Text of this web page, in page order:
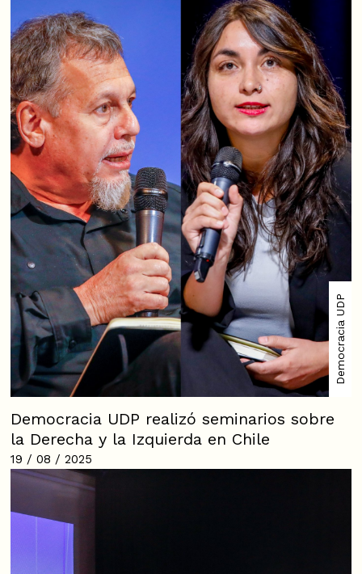
Democracia UDP
Democracia UDP realizó seminarios sobre
la Derecha y la Izquierda en Chile
19 / 08 / 2025